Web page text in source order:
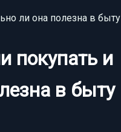
ли она полезна в быту
покупать и
в быту